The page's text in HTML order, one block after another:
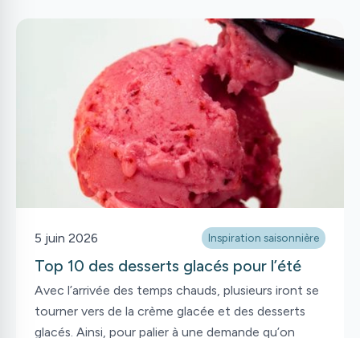
5 juin 2026 Inspiration saisonnière
Top 10 des desserts glacés pour l’été
Avec l’arrivée des temps chauds, plusieurs iront se
tourner vers de la crème glacée et des desserts
glacés. Ainsi, pour palier à une demande qu’on